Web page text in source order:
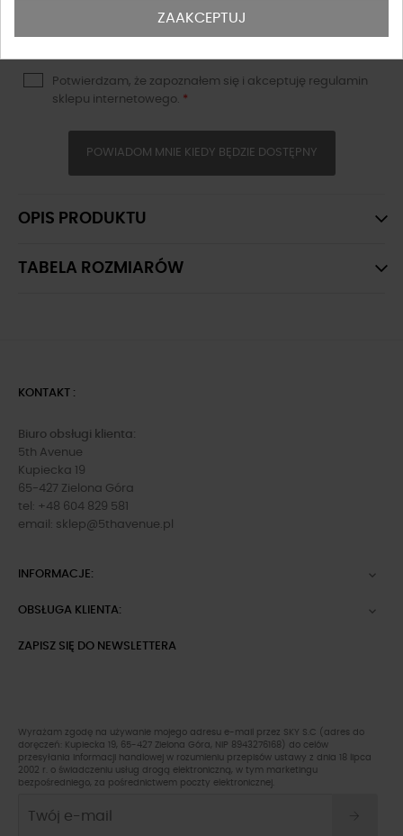
Potwierdzam, że zapoznałem się i akceptuję regulamin
sklepu internetowego. *
POWIADOM MNIE KIEDY BĘDZIE DOSTĘPNY
OPIS PRODUKTU
TABELA ROZMIARÓW
KONTAKT :
Biuro obsługi klienta:
5th Avenue
Kupiecka 19
65-427 Zielona Góra
tel: +48 604 829 581
email: sklep@5thavenue.pl
INFORMACJE: 
OBSŁUGA KLIENTA: 
ZAPISZ SIĘ DO NEWSLETTERA
Wyrażam zgodę na używanie mojego adresu e-mail przez SKY S.C (adres do
doręczeń: Kupiecka 19, 65-427 Zielona Góra, NIP 8943276168) do celów
przesyłania informacji handlowej w rozumieniu przepisów ustawy z dnia 18 lipca
2002 r. o świadczeniu usług drogą elektroniczną, w tym marketingu
bezpośredniego, za pośrednictwem poczty elektronicznej.
ZAAKCEPTUJ